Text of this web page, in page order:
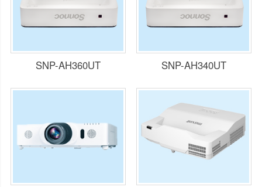
SNP-AH360UT SNP-AH340UT